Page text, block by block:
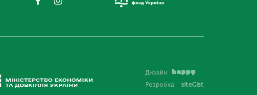
Дизайн
Розробка
siteGist